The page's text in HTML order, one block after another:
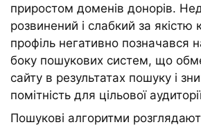
приростом доменів донорів.
розвинений і слабкий за якістю
профіль негативно позначався
боку пошукових систем, що
сайту в результатах пошуку і
помітність для цільової
Пошукові алгоритми